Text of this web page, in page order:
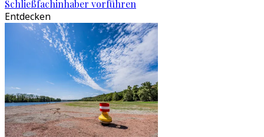
Schließfachinhaber vorführen
Entdecken